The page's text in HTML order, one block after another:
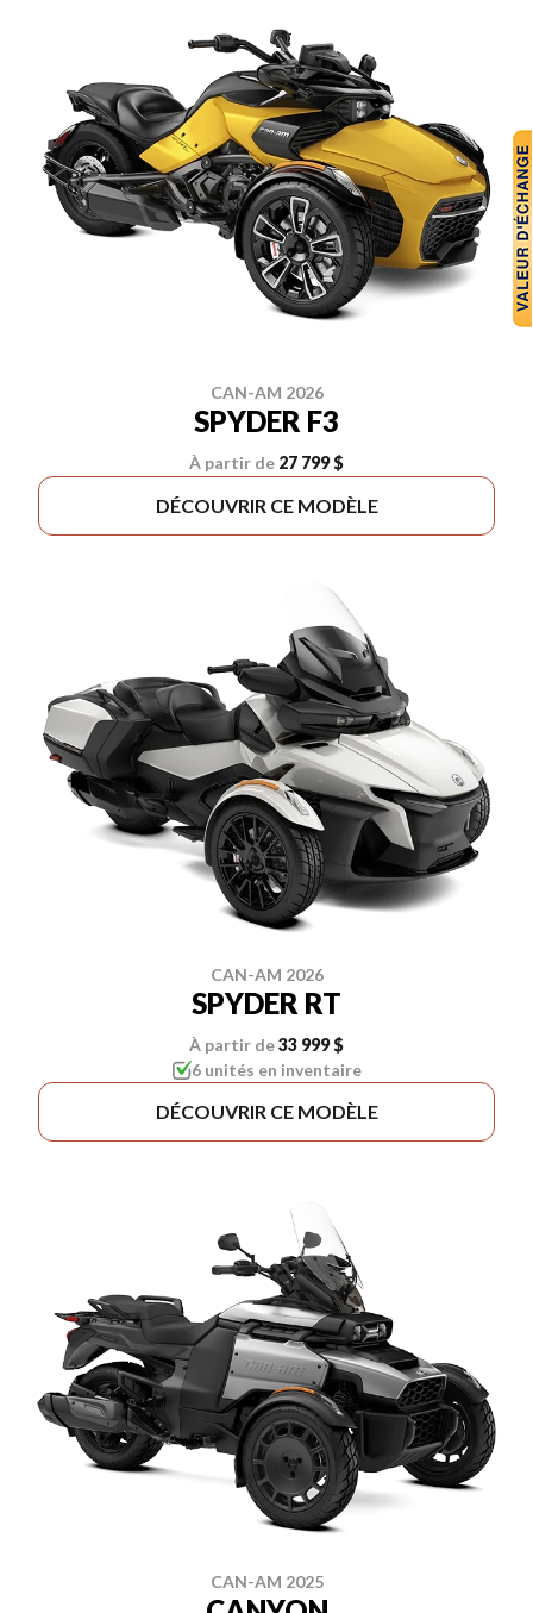
CAN-AM 2026
SPYDER F3
À partir de 27 799 $
DÉCOUVRIR CE MODÈLE
CAN-AM 2026
SPYDER RT
À partir de33 999 $
6 unités en inventaire
DÉCOUVRIR CE MODÈLE
CAN-AM 2025